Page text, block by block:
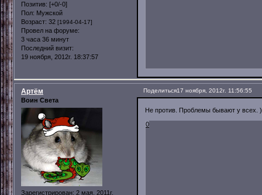
Позитив: [+0/-0]
Пол: Мужской
Возраст: 32 [1994-04-17]
Провел на форуме:
3 часа 36 минут
Последний визит:
19 ноября, 2012г. 18:37:57
Поделиться17 ноября, 2012г. 11:56:55
Артём
Воин Света
Зарегистрирован: 2 мая, 2011г.
Не против. Проблемы бывают у всех. )
0